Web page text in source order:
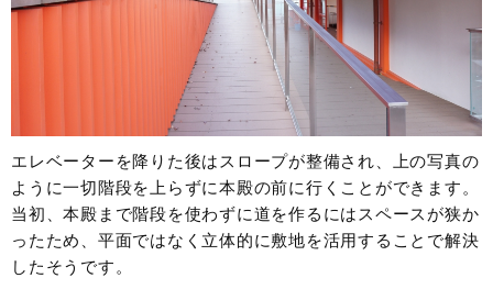
エレベーターを降りた後はスロープが整備され、上の写真の
ように一切階段を上らずに本殿の前に行くことができます。
当初、本殿まで階段を使わずに道を作るにはスペースが狭か
ったため、平面ではなく立体的に敷地を活用することで解決
したそうです。